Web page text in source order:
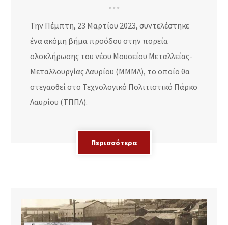
Την Πέμπτη, 23 Μαρτίου 2023, συντελέστηκε
ένα ακόμη βήμα προόδου στην πορεία
ολοκλήρωσης του νέου Μουσείου Μεταλλείας-
Μεταλλουργίας Λαυρίου (ΜΜΜΛ), το οποίο θα
στεγασθεί στο Τεχνολογικό Πολιτιστικό Πάρκο
Λαυρίου (ΤΠΠΛ).
Περισσότερα